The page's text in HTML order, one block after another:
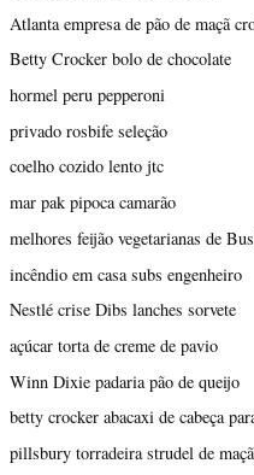
Atlanta empresa de pão de maçã
Betty Crocker bolo de chocolate
hormel peru pepperoni
privado rosbife seleção
coelho cozido lento jtc
mar pak pipoca camarão
melhores feijão vegetarianas de
incêndio em casa subs engenheiro
Nestlé crise Dibs lanches sorvete
açúcar torta de creme de pavio
Winn Dixie padaria pão de queijo
betty crocker abacaxi de cabeça
pillsbury torradeira strudel de maçã